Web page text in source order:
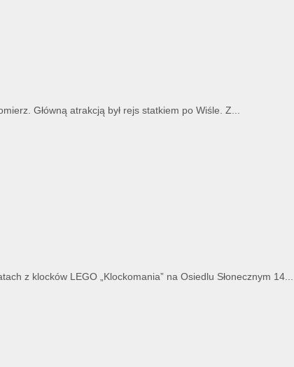
Główną atrakcją był rejs statkiem po Wiśle. Z...
z klocków LEGO „Klockomania” na Osiedlu Słonecznym 14...